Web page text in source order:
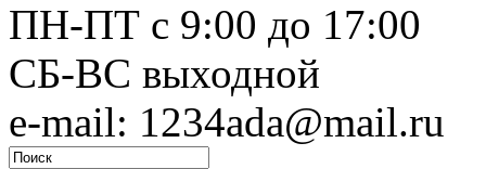
ПН-ПТ c 9:00 до 17:00
СБ-ВС выходной
e-mail: 1234ada@mail.ru